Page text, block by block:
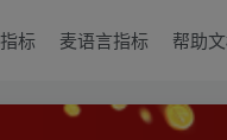
标 麦语言指标 帮助